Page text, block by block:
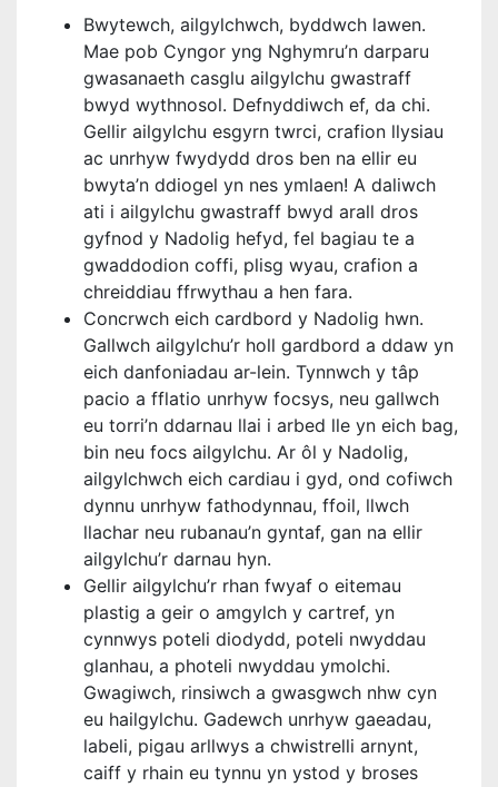
Bwytewch, ailgylchwch, byddwch lawen.
Mae pob Cyngor yng Nghymru’n darparu
gwasanaeth casglu ailgylchu gwastraff
bwyd wythnosol. Defnyddiwch ef, da chi.
Gellir ailgylchu esgyrn twrci, crafion llysiau
ac unrhyw fwydydd dros ben na ellir eu
bwyta’n ddiogel yn nes ymlaen! A daliwch
ati i ailgylchu gwastraff bwyd arall dros
gyfnod y Nadolig hefyd, fel bagiau te a
gwaddodion coffi, plisg wyau, crafion a
chreiddiau ffrwythau a hen fara.
Concrwch eich cardbord y Nadolig hwn.
Gallwch ailgylchu’r holl gardbord a ddaw yn
eich danfoniadau ar-lein. Tynnwch y tâp
pacio a fflatio unrhyw focsys, neu gallwch
eu torri’n ddarnau llai i arbed lle yn eich bag,
bin neu focs ailgylchu. Ar ôl y Nadolig,
ailgylchwch eich cardiau i gyd, ond cofiwch
dynnu unrhyw fathodynnau, ffoil, llwch
llachar neu rubanau’n gyntaf, gan na ellir
ailgylchu’r darnau hyn.
Gellir ailgylchu’r rhan fwyaf o eitemau
plastig a geir o amgylch y cartref, yn
cynnwys poteli diodydd, poteli nwyddau
glanhau, a photeli nwyddau ymolchi.
Gwagiwch, rinsiwch a gwasgwch nhw cyn
eu hailgylchu. Gadewch unrhyw gaeadau,
labeli, pigau arllwys a chwistrelli arnynt,
caiff y rhain eu tynnu yn ystod y broses